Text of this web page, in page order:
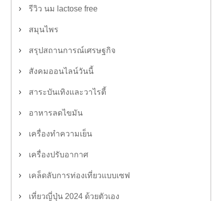
รีวิว นม lactose free
สมุนไพร
สรุปสถานการณ์เศรษฐกิจ
สังคมออนไลน์วันนี้
สาระบันเทิงและวาไรตี้
อาหารลดไขมัน
เครื่องทำความเย็น
เครื่องปรับอากาศ
เคล็ดลับการท่องเที่ยวแบบเซฟ
เที่ยวญี่ปุ่น 2024 ด้วยตัวเอง